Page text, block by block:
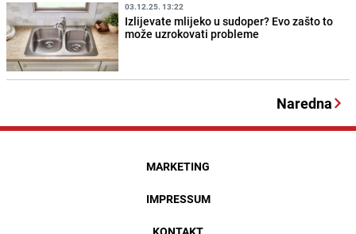
03.12.25. 13:22
Izlijevate mlijeko u sudoper? Evo zašto to
može uzrokovati probleme
Naredna
MARKETING
IMPRESSUM